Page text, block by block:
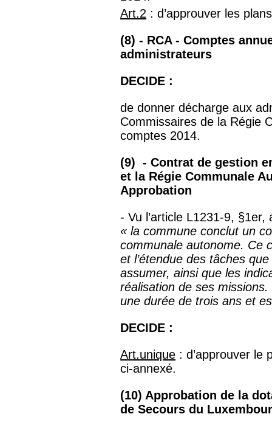
Art.2 : d’approuver les
(8) - RCA - Comptes
administrateurs
DECIDE :
de donner décharge aux
Commissaires de la Régie
comptes 2014.
(9) - Contrat de gestion
et la Régie Communale
Approbation
- Vu l’article L1231-9,
« la commune conclut un
communale autonome. Ce
et l’étendue des tâches
assumer, ainsi que les
réalisation de ses
une durée de trois ans et
DECIDE :
Art.unique : d’approuver le
ci-annexé.
(10) Approbation de la
de Secours du